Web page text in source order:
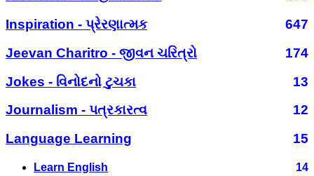
Inspiration - પ્રેરણાત્મક
647
Jeevan Charitro - જીવન ચરિત્રો
174
Jokes - વિનોદનો ટુચકા
13
Journalism - પત્રકારત્વ
12
Language Learning
15
Learn English 14